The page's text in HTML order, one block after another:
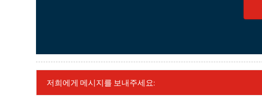
저희에게 메시지를 보내주세요: